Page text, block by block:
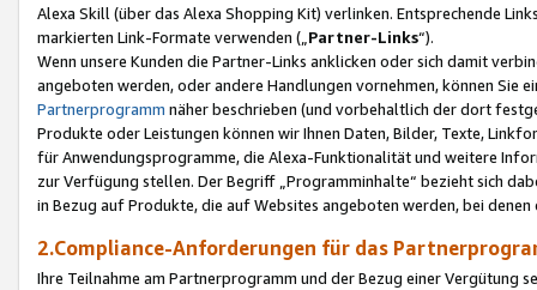
Alexa Skill (über das Alexa Shopping Kit) verlinken. Entsprechende
markierten Link-Formate verwenden („ Partner-Links“).
Wenn unsere Kunden die Partner-Links anklicken oder sich damit
angeboten werden, oder andere Handlungen vornehmen, können Sie
Partnerprogramm näher beschrieben (und vorbehaltlich der dort
Produkte oder Leistungen können wir Ihnen Daten, Bilder, Texte,
für Anwendungsprogramme, die Alexa-Funktionalität und weitere
zur Verfügung stellen. Der Begriff „Programminhalte“ bezieht sich
in Bezug auf Produkte, die auf Websites angeboten werden, bei
2.Compliance-Anforderungen für das
Ihre Teilnahme am Partnerprogramm und der Bezug einer Vergütung